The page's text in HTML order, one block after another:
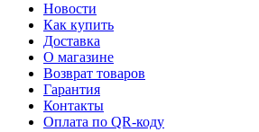
Новости
Как купить
Доставка
О магазине
Возврат товаров
Гарантия
Контакты
Оплата по QR-коду